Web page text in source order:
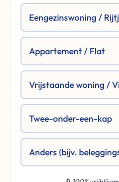
Eengezinswoning /
Appartement / Flat
Vrijstaande woning /
Twee-onder-een-kap
Anders (bijv.